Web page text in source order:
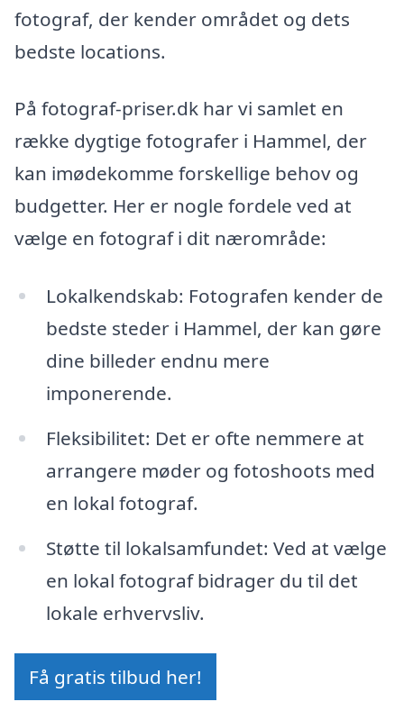
fotograf, der kender området og dets
bedste locations.
På fotograf-priser.dk har vi samlet en
række dygtige fotografer i Hammel, der
kan imødekomme forskellige behov og
budgetter. Her er nogle fordele ved at
vælge en fotograf i dit nærområde:
Lokalkendskab: Fotografen kender de
bedste steder i Hammel, der kan gøre
dine billeder endnu mere
imponerende.
Fleksibilitet: Det er ofte nemmere at
arrangere møder og fotoshoots med
en lokal fotograf.
Støtte til lokalsamfundet: Ved at vælge
en lokal fotograf bidrager du til det
lokale erhvervsliv.
Få gratis tilbud her!